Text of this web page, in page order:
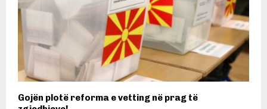
Gojën plotë reforma e vetting në prag të